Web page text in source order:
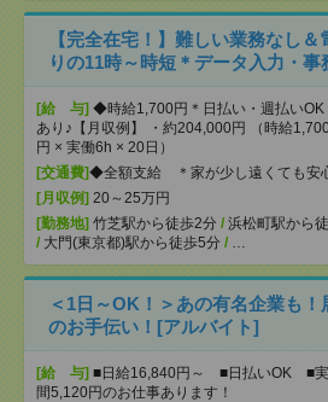
【完全在宅！】難しい業務なし＆
りの11時～時短＊データ入力・事
[給 与] ◆時給1,700円＊日払い・週払いOK
あり♪【月収例】 ・約204,000円 （時給
円 × 実働6h × 20日）
[交通費]◆全額支給 ＊家が少し遠くても安
[月収例] 20～25万円
[勤務地] 竹芝駅から徒歩2分 / 浜松町駅から
/ 大門(東京都)駅から徒歩5分 / …
＜1日～OK！＞あの有名企業も
のお手伝い！[アルバイト]
[給 与] ■日給16,840円～ ■日払いOK ■
間5,120円のお仕事あります！